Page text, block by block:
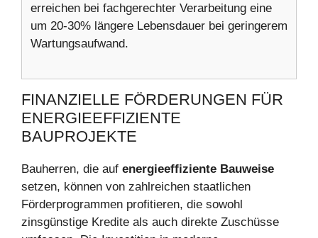
erreichen bei fachgerechter Verarbeitung eine
um 20-30% längere Lebensdauer bei geringerem
Wartungsaufwand.
FINANZIELLE FÖRDERUNGEN FÜR
ENERGIEEFFIZIENTE
BAUPROJEKTE
Bauherren, die auf energieeffiziente Bauweise
setzen, können von zahlreichen staatlichen
Förderprogrammen profitieren, die sowohl
zinsgünstige Kredite als auch direkte Zuschüsse